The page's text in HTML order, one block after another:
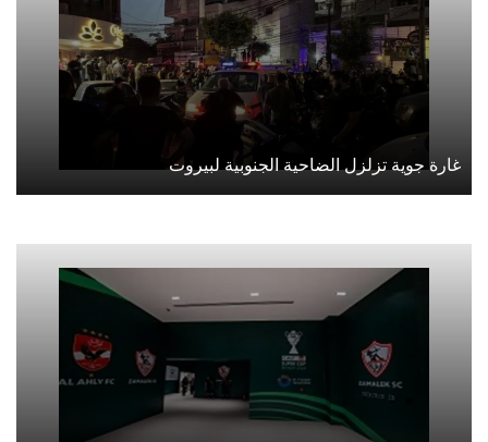
غارة جوية تزلزل الضاحية الجنوبية لبيروت